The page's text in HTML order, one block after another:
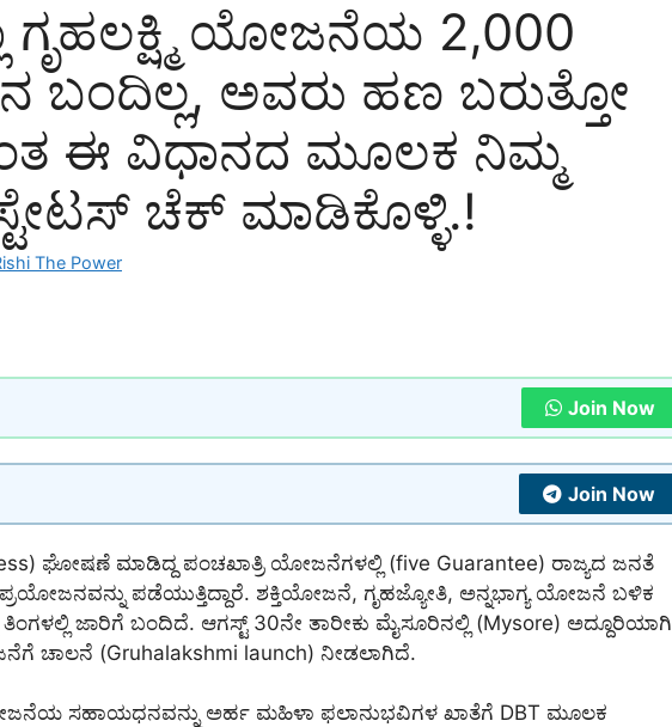
ಗೃಹಲಕ್ಷ್ಮಿ ಯೋಜನೆಯ 2,000
ಬಂದಿಲ್ಲ, ಅವರು ಹಣ ಬರುತ್ತೋ
ಈ ವಿಧಾನದ ಮೂಲಕ ನಿಮ್ಮ
ಚೆಕ್ ಮಾಡಿಕೊಳ್ಳಿ.!
The Power
Join Now
Join Now
ಘೋಷಣೆ ಮಾಡಿದ್ದ ಪಂಚಖಾತ್ರಿ ಯೋಜನೆಗಳಲ್ಲಿ (five Guarantee) ರಾಜ್ಯದ ಜನತೆ
ಪಡೆಯುತ್ತಿದ್ದಾರೆ. ಶಕ್ತಿಯೋಜನೆ, ಗೃಹಜ್ಯೋತಿ, ಅನ್ನಭಾಗ್ಯ ಯೋಜನೆ ಬಳಿಕ
ಜಾರಿಗೆ ಬಂದಿದೆ. ಆಗಸ್ಟ್ 30ನೇ ತಾರೀಕು ಮೈಸೂರಿನಲ್ಲಿ (Mysore) ಅದ್ದೂರಿಯಾಗಿ
ಚಾಲನೆ (Gruhalakshmi launch) ನೀಡಲಾಗಿದೆ.
ಸಹಾಯಧನವನ್ನು ಅರ್ಹ ಮಹಿಳಾ ಫಲಾನುಭವಿಗಳ ಖಾತೆಗೆ DBT ಮೂಲಕ